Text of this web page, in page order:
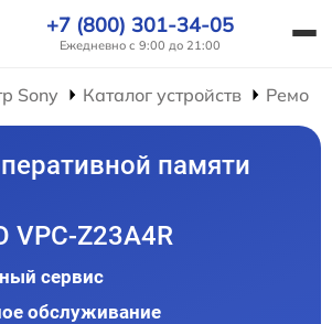
+7 (800) 301-34-05
Ежедневно с 9:00 до 21:00
Sony Каталог устройств
памяти
VPC-Z23A4R
сервис
обслуживание